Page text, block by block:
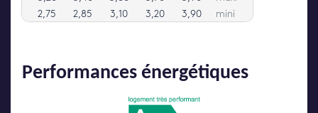
Performances énergétiques